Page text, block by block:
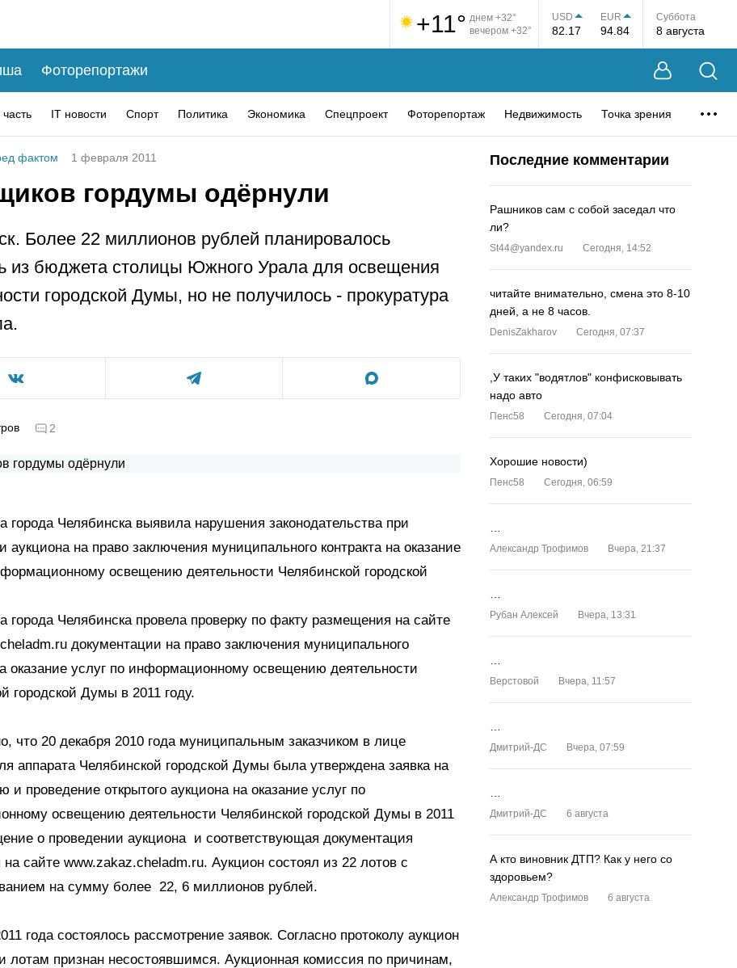
+11° днем +32°
вечером +32°
USD
82.17
EUR
94.84
Суббота
8 августа
Фоторепортажи
IT новости Спорт Политика Экономика Спецпроект Фоторепортаж Недвижимость Точка зрения
фактом 1 февраля 2011
гордумы одёрнули
Более 22 миллионов рублей планировалось
из бюджета столицы Южного Урала для освещения
городской Думы, но не получилось - прокуратура
2
города Челябинска выявила нарушения законодательства при
аукциона на право заключения муниципального контракта на оказание
освещению деятельности Челябинской городской
города Челябинска провела проверку по факту размещения на сайте
документации на право заключения муниципального
оказание услуг по информационному освещению деятельности
городской Думы в 2011 году.
что 20 декабря 2010 года муниципальным заказчиком в лице
аппарата Челябинской городской Думы была утверждена заявка на
и проведение открытого аукциона на оказание услуг по
освещению деятельности Челябинской городской Думы в 2011
о проведении аукциона и соответствующая документация
сайте www.zakaz.cheladm.ru. Аукцион состоял из 22 лотов с
на сумму более 22, 6 миллионов рублей.
года состоялось рассмотрение заявок. Согласно протоколу аукцион
лотам признан несостоявшимся. Аукционная комиссия по причинам,
Последние комментарии
Рашников сам с собой заседал что
ли?
St44@yandex.ru Сегодня, 14:52
читайте внимательно, смена это 8-10
дней, а не 8 часов.
DenisZakharov Сегодня, 07:37
,У таких "водятлов" конфисковывать
надо авто
Пенс58 Сегодня, 07:04
Хорошие новости)
Пенс58 Сегодня, 06:59
Александр Трофимов Вчера, 21:37
Рубан Алексей Вчера, 13:31
Верстовой Вчера, 11:57
Дмитрий-ДС Вчера, 07:59
Дмитрий-ДС 6 августа
А кто виновник ДТП? Как у него со
здоровьем?
Александр Трофимов 6 августа